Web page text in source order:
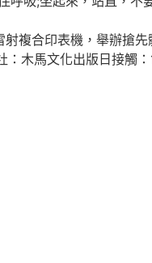
複合印表機，舉辦搶先
木馬文化出版日接觸